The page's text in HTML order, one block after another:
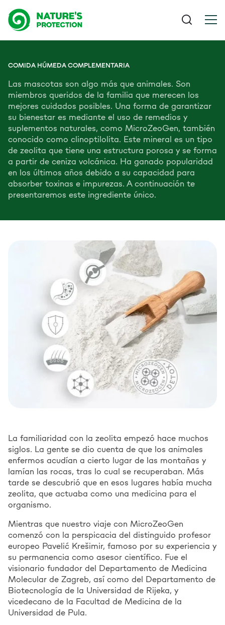
COMIDA HÚMEDA COMPLEMENTARIA
Las mascotas son algo más que animales. Son
miembros queridos de la familia que merecen los
mejores cuidados posibles. Una forma de garantizar
su bienestar es mediante el uso de remedios y
suplementos naturales, como MicroZeoGen, también
conocido como clinoptilolita. Este mineral es un tipo
de zeolita que tiene una estructura porosa y se forma
a partir de ceniza volcánica. Ha ganado popularidad
en los últimos años debido a su capacidad para
absorber toxinas e impurezas. A continuación te
presentaremos este ingrediente único.
La familiaridad con la zeolita empezó hace muchos
siglos. La gente se dio cuenta de que los animales
enfermos acudían a cierto lugar de las montañas y
lamían las rocas, tras lo cual se recuperaban. Más
tarde se descubrió que en esos lugares había mucha
zeolita, que actuaba como una medicina para el
organismo.
Mientras que nuestro viaje con MicroZeoGen
comenzó con la perspicacia del distinguido profesor
europeo Pavelić Krešimir, famoso por su experiencia y
su permanencia como asesor científico. Fue el
visionario fundador del Departamento de Medicina
Molecular de Zagreb, así como del Departamento de
Biotecnología de la Universidad de Rijeka, y
vicedecano de la Facultad de Medicina de la
Universidad de Pula.